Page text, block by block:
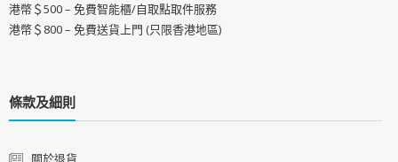
港幣＄500 – 免費智能櫃/自取點取件服務
港幣＄800 – 免費送貨上門 (只限香港地區)
條款及細則
關於退貨